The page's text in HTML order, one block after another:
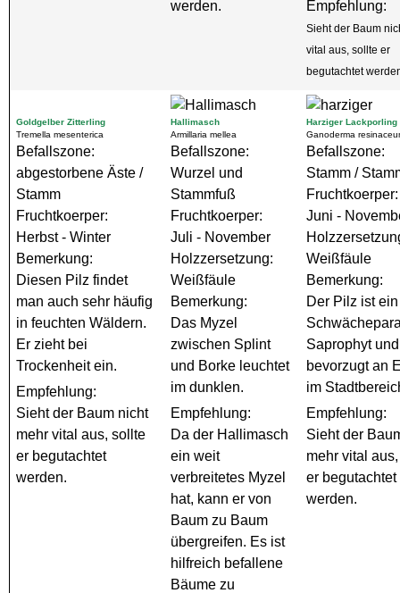
werden. Empfehlung:
Sieht der Baum
vital aus, sollte er
begutachtet
Goldgelber Zitterling
Tremella mesenterica
Befallszone:
abgestorbene Äste /
Stamm
Fruchtkoerper:
Herbst - Winter
Bemerkung:
Diesen Pilz findet
man auch sehr häufig
in feuchten Wäldern.
Er zieht bei
Trockenheit ein.
Empfehlung:
Sieht der Baum nicht
mehr vital aus, sollte
er begutachtet
werden.
Hallimasch
Armillaria mellea
Befallszone:
Wurzel und
Stammfuß
Fruchtkoerper:
Juli - November
Holzzersetzung:
Weißfäule
Bemerkung:
Das Myzel
zwischen Splint
und Borke leuchtet
im dunklen.
Empfehlung:
Da der Hallimasch
ein weit
verbreitetes Myzel
hat, kann er von
Baum zu Baum
übergreifen. Es ist
hilfreich befallene
Bäume zu
Harziger Lackporling
Ganoderma
Befallszone:
Stamm /
Fruchtkoerper:
Juni -
Weißfäule
Bemerkung:
Der Pilz ist ein
Saprophyt
bevorzugt an
im
Empfehlung:
Sieht der
mehr vital
er begutachtet
werden.